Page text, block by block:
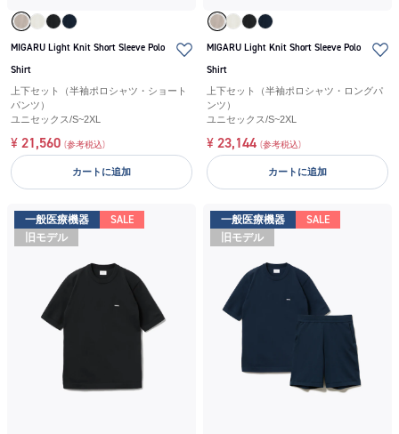
MIGARU Light Knit Short Sleeve Polo
Shirt
上下セット（半袖ポロシャツ・ショート
パンツ）
ユニセックス/S~2XL
¥ 21,560 (参考税込)
カートに追加
MIGARU Light Knit Short Sleeve Polo
Shirt
上下セット（半袖ポロシャツ・ロングパ
ンツ）
ユニセックス/S~2XL
¥ 23,144 (参考税込)
カートに追加
一般医療機器
SALE
旧モデル
一般医療機器
SALE
旧モデル